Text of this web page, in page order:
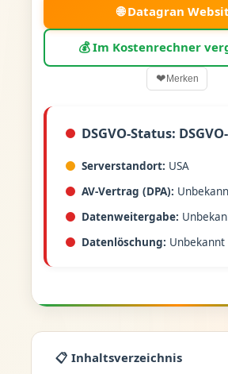
🌐 Datagran
💰 Im Kostenrechner
❤Merken
DSGVO-Status:
Serverstandort: USA
AV-Vertrag (DPA):
Datenweitergabe:
Datenlöschung: Unbekannt
📋 Inhaltsverzeichnis